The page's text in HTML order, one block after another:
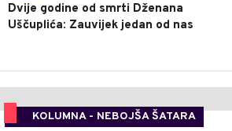
Dvije godine od smrti Dženana
Uščuplića: Zauvijek jedan od nas
KOLUMNA - NEBOJŠA ŠATARA